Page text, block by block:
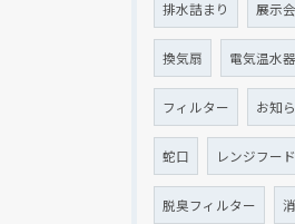
排水詰まり 展示会
換気扇 電気温水器
フィルター お知
蛇口 レンジフード
脱臭フィルター